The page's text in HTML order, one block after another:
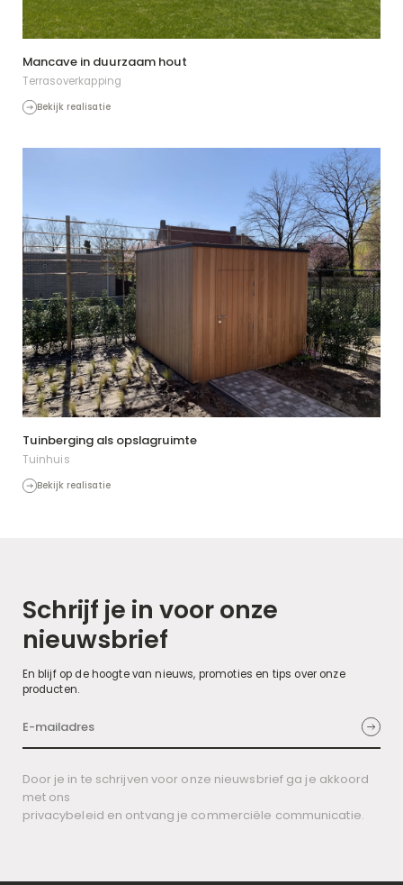
Mancave in duurzaam hout
Terrasoverkapping
Bekijk realisatie
Tuinberging als opslagruimte
Tuinhuis
Bekijk realisatie
Schrijf je in voor onze
nieuwsbrief
En blijf op de hoogte van nieuws, promoties en tips over onze
producten.
Door je in te schrijven voor onze nieuwsbrief ga je akkoord
met ons
privacybeleid en ontvang je commerciële communicatie.